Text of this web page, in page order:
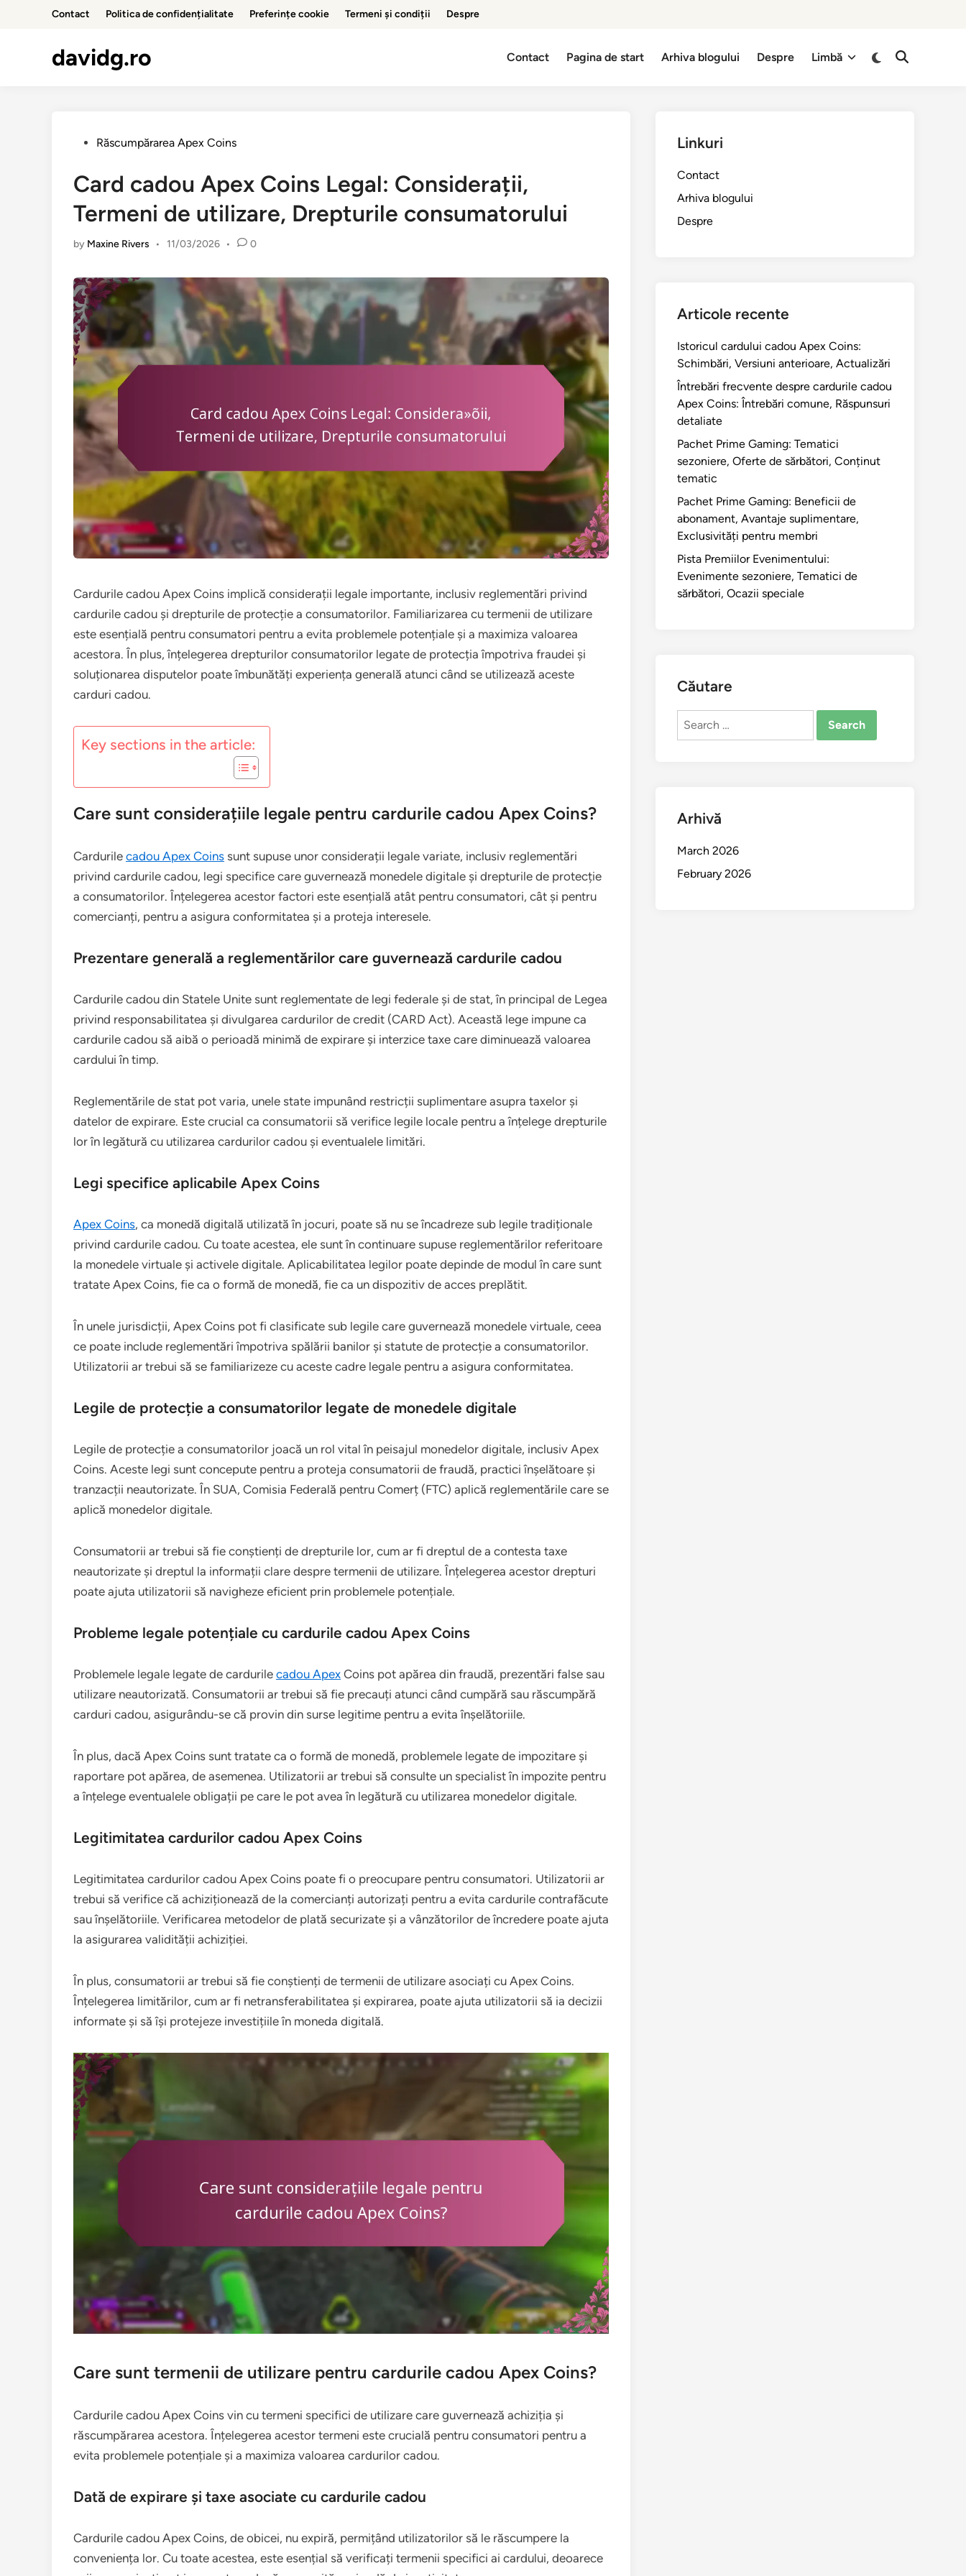
Contact Politica de confidențialitate Preferințe cookie Termeni și condiții Despre
davidg.ro Contact Pagina de start Arhiva blogului Despre Limbă
Switch
Open
PostedRăscumpărarea Apex Coins
Card cadou Apex Coins Legal: Considerații,
Termeni de utilizare, Drepturile consumatorului
by Maxine Rivers • 11/03/2026 • 0
Cardurile cadou Apex Coins implică considerații legale importante, inclusiv reglementări privind
cardurile cadou și drepturile de protecție a consumatorilor. Familiarizarea cu termenii de utilizare
este esențială pentru consumatori pentru a evita problemele potențiale și a maximiza valoarea
acestora. În plus, înțelegerea drepturilor consumatorilor legate de protecția împotriva fraudei și
soluționarea disputelor poate îmbunătăți experiența generală atunci când se utilizează aceste
carduri cadou.
Key sections in the article:
Care sunt considerațiile legale pentru cardurile cadou Apex Coins?
Cardurile cadou Apex Coins sunt supuse unor considerații legale variate, inclusiv reglementări
privind cardurile cadou, legi specifice care guvernează monedele digitale și drepturile de protecție
a consumatorilor. Înțelegerea acestor factori este esențială atât pentru consumatori, cât și pentru
comercianți, pentru a asigura conformitatea și a proteja interesele.
Prezentare generală a reglementărilor care guvernează cardurile cadou
Cardurile cadou din Statele Unite sunt reglementate de legi federale și de stat, în principal de Legea
privind responsabilitatea și divulgarea cardurilor de credit (CARD Act). Această lege impune ca
cardurile cadou să aibă o perioadă minimă de expirare și interzice taxe care diminuează valoarea
cardului în timp.
Reglementările de stat pot varia, unele state impunând restricții suplimentare asupra taxelor și
datelor de expirare. Este crucial ca consumatorii să verifice legile locale pentru a înțelege drepturile
lor în legătură cu utilizarea cardurilor cadou și eventualele limitări.
Legi specifice aplicabile Apex Coins
Apex Coins, ca monedă digitală utilizată în jocuri, poate să nu se încadreze sub legile tradiționale
privind cardurile cadou. Cu toate acestea, ele sunt în continuare supuse reglementărilor referitoare
la monedele virtuale și activele digitale. Aplicabilitatea legilor poate depinde de modul în care sunt
tratate Apex Coins, fie ca o formă de monedă, fie ca un dispozitiv de acces preplătit.
În unele jurisdicții, Apex Coins pot fi clasificate sub legile care guvernează monedele virtuale, ceea
ce poate include reglementări împotriva spălării banilor și statute de protecție a consumatorilor.
Utilizatorii ar trebui să se familiarizeze cu aceste cadre legale pentru a asigura conformitatea.
Legile de protecție a consumatorilor legate de monedele digitale
Legile de protecție a consumatorilor joacă un rol vital în peisajul monedelor digitale, inclusiv Apex
Coins. Aceste legi sunt concepute pentru a proteja consumatorii de fraudă, practici înșelătoare și
tranzacții neautorizate. În SUA, Comisia Federală pentru Comerț (FTC) aplică reglementările care se
aplică monedelor digitale.
Consumatorii ar trebui să fie conștienți de drepturile lor, cum ar fi dreptul de a contesta taxe
neautorizate și dreptul la informații clare despre termenii de utilizare. Înțelegerea acestor drepturi
poate ajuta utilizatorii să navigheze eficient prin problemele potențiale.
Probleme legale potențiale cu cardurile cadou Apex Coins
Problemele legale legate de cardurile cadou Apex Coins pot apărea din fraudă, prezentări false sau
utilizare neautorizată. Consumatorii ar trebui să fie precauți atunci când cumpără sau răscumpără
carduri cadou, asigurându-se că provin din surse legitime pentru a evita înșelătoriile.
În plus, dacă Apex Coins sunt tratate ca o formă de monedă, problemele legate de impozitare și
raportare pot apărea, de asemenea. Utilizatorii ar trebui să consulte un specialist în impozite pentru
a înțelege eventualele obligații pe care le pot avea în legătură cu utilizarea monedelor digitale.
Legitimitatea cardurilor cadou Apex Coins
Legitimitatea cardurilor cadou Apex Coins poate fi o preocupare pentru consumatori. Utilizatorii ar
trebui să verifice că achiziționează de la comercianți autorizați pentru a evita cardurile contrafăcute
sau înșelătoriile. Verificarea metodelor de plată securizate și a vânzătorilor de încredere poate ajuta
la asigurarea validității achiziției.
În plus, consumatorii ar trebui să fie conștienți de termenii de utilizare asociați cu Apex Coins.
Înțelegerea limitărilor, cum ar fi netransferabilitatea și expirarea, poate ajuta utilizatorii să ia decizii
informate și să își protejeze investițiile în moneda digitală.
Care sunt termenii de utilizare pentru cardurile cadou Apex Coins?
Cardurile cadou Apex Coins vin cu termeni specifici de utilizare care guvernează achiziția și
răscumpărarea acestora. Înțelegerea acestor termeni este crucială pentru consumatori pentru a
evita problemele potențiale și a maximiza valoarea cardurilor cadou.
Dată de expirare și taxe asociate cu cardurile cadou
Cardurile cadou Apex Coins, de obicei, nu expiră, permițând utilizatorilor să le răscumpere la
conveniența lor. Cu toate acestea, este esențial să verificați termenii specifici ai cardului, deoarece
Linkuri
Contact
Arhiva blogului
Despre
Articole recente
Istoricul cardului cadou Apex Coins:
Schimbări, Versiuni anterioare, Actualizări
Întrebări frecvente despre cardurile cadou
Apex Coins: Întrebări comune, Răspunsuri
detaliate
Pachet Prime Gaming: Tematici
sezoniere, Oferte de sărbători, Conținut
tematic
Pachet Prime Gaming: Beneficii de
abonament, Avantaje suplimentare,
Exclusivități pentru membri
Pista Premiilor Evenimentului:
Evenimente sezoniere, Tematici de
sărbători, Ocazii speciale
Căutare
Search
Arhivă
March 2026
February 2026